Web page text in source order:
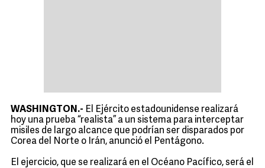
WASHINGTON.- El Ejército estadounidense realizará
hoy una prueba “realista” a un sistema para interceptar
misiles de largo alcance que podrían ser disparados por
Corea del Norte o Irán, anunció el Pentágono.
El ejercicio, que se realizará en el Océano Pacífico, será el